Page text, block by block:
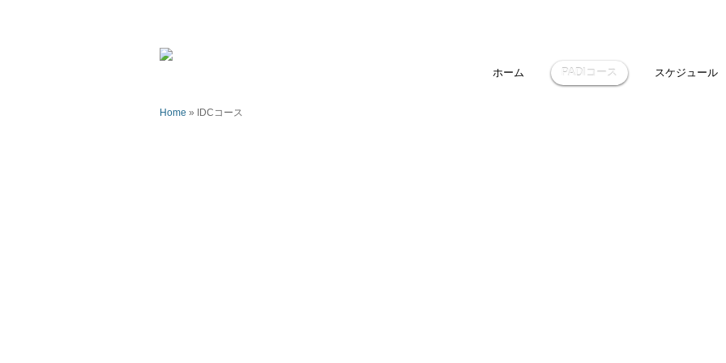
ホーム PADIコース スケジュール
Home » IDCコース